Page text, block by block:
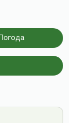
Погода